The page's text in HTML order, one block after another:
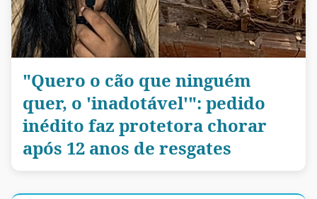
"Quero o cão que ninguém
quer, o 'inadotável'": pedido
inédito faz protetora chorar
após 12 anos de resgates